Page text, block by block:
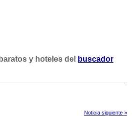
y hoteles del
buscador
Noticia siguiente »